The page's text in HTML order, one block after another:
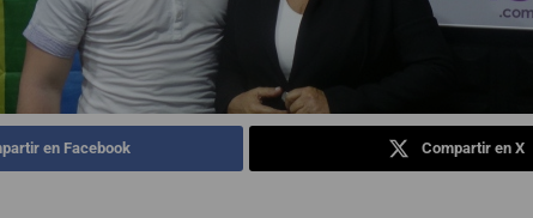
en Facebook Compartir en X